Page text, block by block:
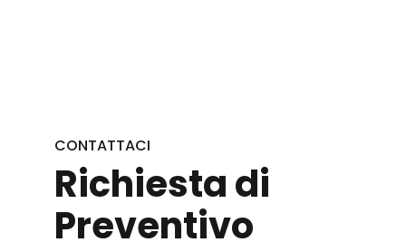
CONTATTACI
Richiesta di
Preventivo